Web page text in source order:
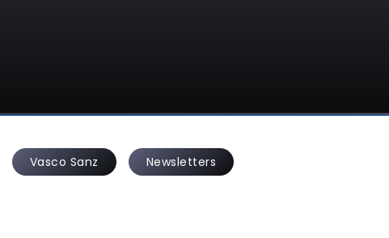
Vasco Sanz Newsletters